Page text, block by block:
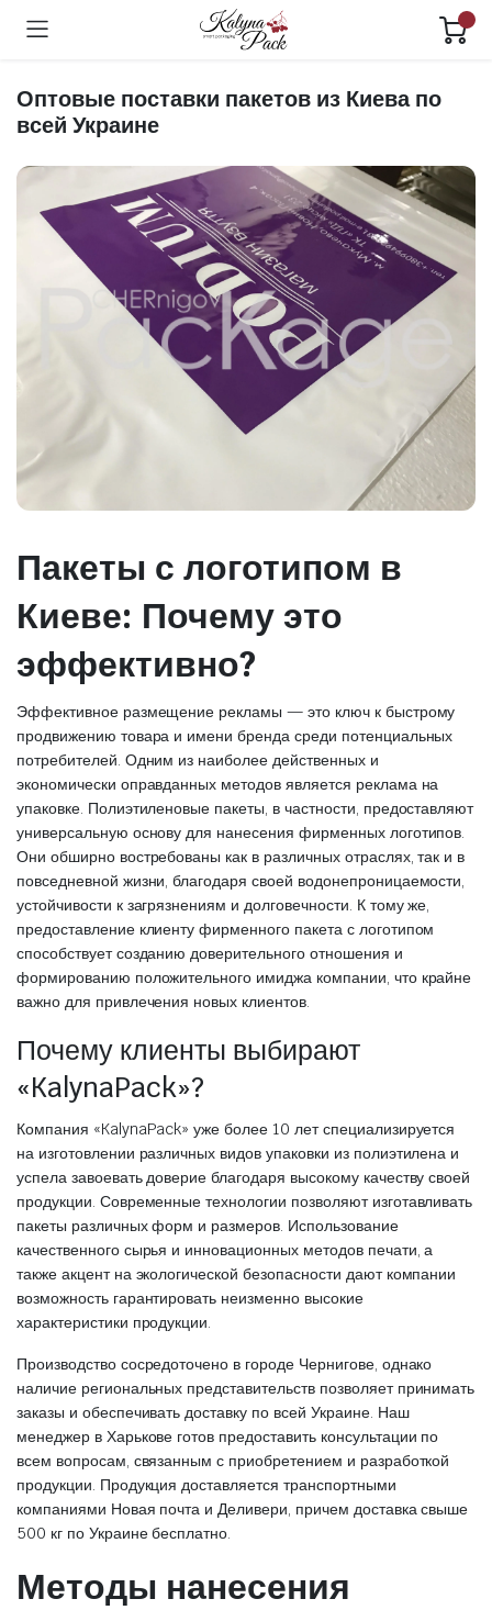
Оптовые поставки пакетов из Киева по
всей Украине
Пакеты с логотипом в
Киеве: Почему это
эффективно?
Эффективное размещение рекламы — это ключ к быстрому
продвижению товара и имени бренда среди потенциальных
потребителей. Одним из наиболее действенных и
экономически оправданных методов является реклама на
упаковке. Полиэтиленовые пакеты, в частности, предоставляют
универсальную основу для нанесения фирменных логотипов.
Они обширно востребованы как в различных отраслях, так и в
повседневной жизни, благодаря своей водонепроницаемости,
устойчивости к загрязнениям и долговечности. К тому же,
предоставление клиенту фирменного пакета с логотипом
способствует созданию доверительного отношения и
формированию положительного имиджа компании, что крайне
важно для привлечения новых клиентов.
Почему клиенты выбирают
«KalynaPack»?
Компания «KalynaPack» уже более 10 лет специализируется
на изготовлении различных видов упаковки из полиэтилена и
успела завоевать доверие благодаря высокому качеству своей
продукции. Современные технологии позволяют изготавливать
пакеты различных форм и размеров. Использование
качественного сырья и инновационных методов печати, а
также акцент на экологической безопасности дают компании
возможность гарантировать неизменно высокие
характеристики продукции.
Производство сосредоточено в городе Чернигове, однако
наличие региональных представительств позволяет принимать
заказы и обеспечивать доставку по всей Украине. Наш
менеджер в Харькове готов предоставить консультации по
всем вопросам, связанным с приобретением и разработкой
продукции. Продукция доставляется транспортными
компаниями Новая почта и Деливери, причем доставка свыше
500 кг по Украине бесплатно.
Методы нанесения